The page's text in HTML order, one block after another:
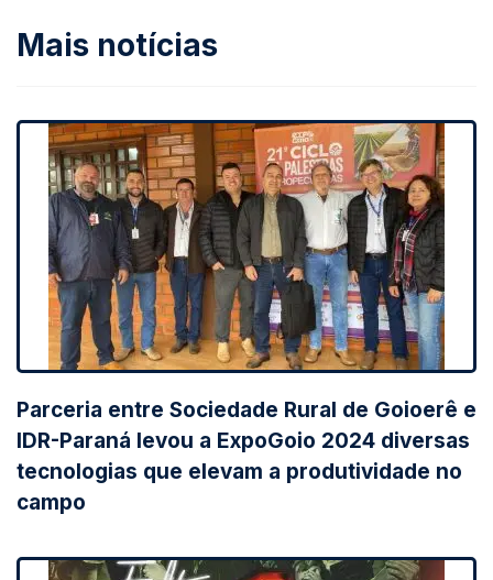
Mais notícias
Parceria entre Sociedade Rural de Goioerê e
IDR-Paraná levou a ExpoGoio 2024 diversas
tecnologias que elevam a produtividade no
campo